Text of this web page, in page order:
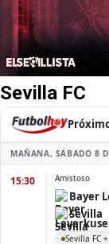
Sevilla FC